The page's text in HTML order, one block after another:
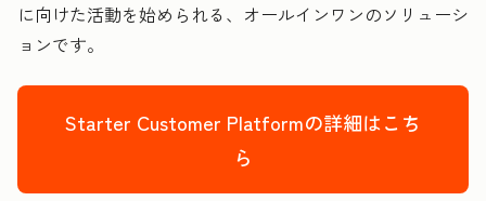
に向けた活動を始められる、オールインワンのソリューシ
ョンです。
Starter Customer Platformの詳細はこち
ら